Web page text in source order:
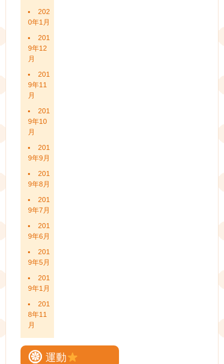
202
0年1月
201
9年12
月
201
9年11
月
201
9年10
月
201
9年9月
201
9年8月
201
9年7月
201
9年6月
201
9年5月
201
9年1月
201
8年11
月
運動